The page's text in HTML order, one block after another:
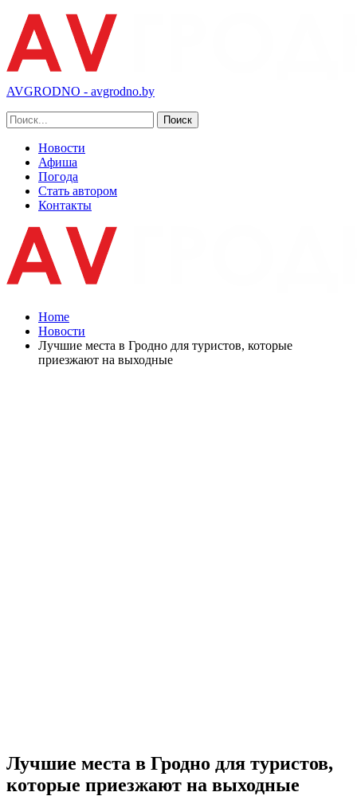
AVGRODNO - avgrodno.by
Новости
Афиша
Погода
Стать автором
Контакты
Home
Новости
Лучшие места в Гродно для туристов, которые
приезжают на выходные
Лучшие места в Гродно для туристов,
которые приезжают на выходные